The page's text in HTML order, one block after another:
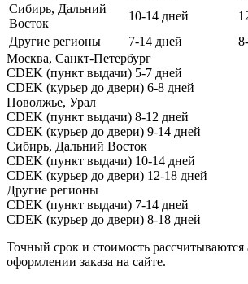
Сибирь, Дальний
Восток
10-14 дней
Другие регионы
7-14 дней
Москва, Санкт-Петербург
CDEK (пункт выдачи) 5-7 дней
CDEK (курьер до двери) 6-8 дней
Поволжье, Урал
CDEK (пункт выдачи) 8-12 дней
CDEK (курьер до двери) 9-14 дней
Сибирь, Дальний Восток
CDEK (пункт выдачи) 10-14 дней
CDEK (курьер до двери) 12-18 дней
Другие регионы
CDEK (пункт выдачи) 7-14 дней
CDEK (курьер до двери) 8-18 дней
Точный срок и стоимость рассчитываются
оформлении заказа на сайте.